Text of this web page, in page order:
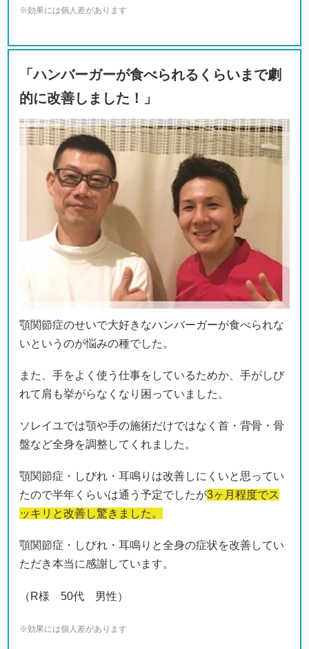
※効果には個人差があります
「ハンバーガーが食べられるくらいまで劇
的に改善しました！」
顎関節症のせいで大好きなハンバーガーが食べられな
いというのが悩みの種でした。
また、手をよく使う仕事をしているためか、手がしび
れて肩も挙がらなくなり困っていました。
ソレイユでは顎や手の施術だけではなく首・背骨・骨
盤など全身を調整してくれました。
顎関節症・しびれ・耳鳴りは改善しにくいと思ってい
たので半年くらいは通う予定でしたが3ヶ月程度でス
ッキリと改善し驚きました。
顎関節症・しびれ・耳鳴りと全身の症状を改善してい
ただき本当に感謝しています。
（R様 50代 男性）
※効果には個人差があります